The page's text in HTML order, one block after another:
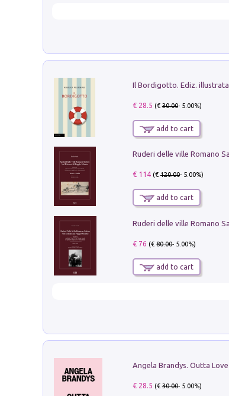
Il Bordigotto. Ediz. illustrata
€ 28.5 (€30.00- 5.00%)
add to cart
€ 114(€120.00- 5.00%)
add to cart
€ 76 (€80.00- 5.00%)
add to cart
Angela Brandys. Outta Love
€ 28.5 (€30.00- 5.00%)